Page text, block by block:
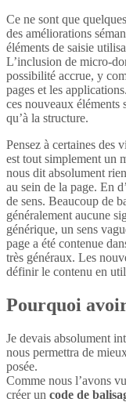
Ce ne sont que
des améliorations
éléments de saisie
L’inclusion de micro-
possibilité accrue, y
pages et les
ces nouveaux éléments
qu’à la structure.
Pensez à certaines des
est tout simplement un
nous dit absolument
au sein de la page. En
de sens. Beaucoup de
généralement aucune
générique, un sens
page a été contenue
très généraux. Les
définir le contenu en
Pourquoi
Je devais absolument
nous permettra de
posée.
Comme nous l’avons
créer un code de